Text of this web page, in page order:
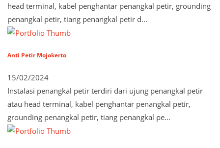
head terminal, kabel penghantar penangkal petir, grounding
penangkal petir, tiang penangkal petir d...
Anti Petir Mojokerto
15/02/2024
Instalasi penangkal petir terdiri dari ujung penangkal petir
atau head terminal, kabel penghantar penangkal petir,
grounding penangkal petir, tiang penangkal pe...